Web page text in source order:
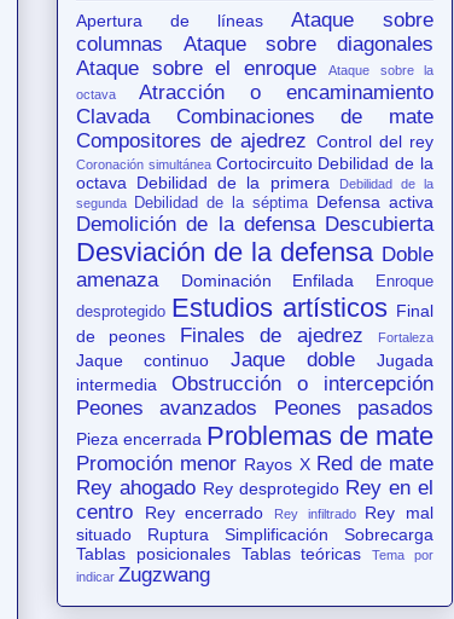
Apertura de líneas
Ataque sobre
columnas
Ataque sobre diagonales
Ataque sobre el enroque
Ataque sobre la
octava
Atracción o encaminamiento
Clavada
Combinaciones de mate
Compositores de ajedrez Control del rey
Coronación simultánea Cortocircuito Debilidad de la
octava
Debilidad de la primera
Debilidad de la
segunda
Debilidad de la séptima Defensa activa
Demolición de la defensa Descubierta
Desviación de la defensa Doble
amenaza
Dominación Enfilada
Enroque
desprotegido Estudios artísticos Final
de peones
Finales de ajedrez Fortaleza
Jaque continuo Jaque doble
Jugada
intermedia
Obstrucción o intercepción
Peones avanzados
Peones pasados
Pieza encerrada Problemas de mate
Promoción menor Rayos X Red de mate
Rey ahogado Rey desprotegido Rey en el
centro
Rey encerrado Rey infiltrado
Rey mal
situado
Ruptura Simplificación
Sobrecarga
Tablas posicionales Tablas teóricas
Tema por
indicar Zugzwang